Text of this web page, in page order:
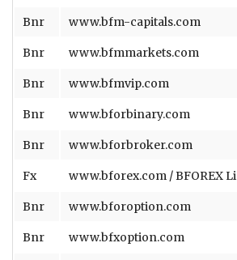
Bnr www.bfm-capitals.com
Bnr www.bfmmarkets.com
Bnr www.bfmvip.com
Bnr www.bforbinary.com
Bnr www.bforbroker.com
Fx www.bforex.com / BFOREX
Bnr www.bforoption.com
Bnr www.bfxoption.com